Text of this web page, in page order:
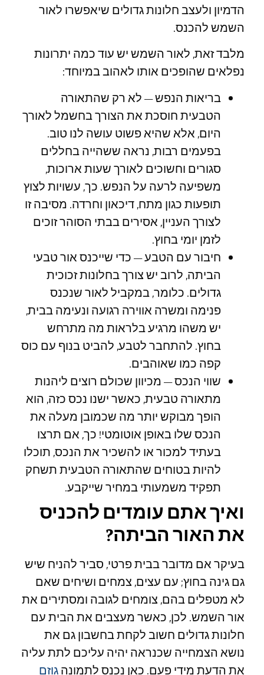
הדמיון ולעצב חלונות גדולים שיאפשרו לאור
השמש להכנס.
מלבד זאת, לאור השמש יש עוד כמה יתרונות
נפלאים שהופכים אותו לאהוב במיוחד:
בריאות הנפש – לא רק שהתאורה
הטבעית חוסכת את הצורך בחשמל לאורך
היום, אלא שהיא פשוט עושה לנו טוב.
בפעמים רבות, נראה ששהייה בחללים
סגורים וחשוכים לאורך שעות ארוכות,
משפיעה לרעה על הנפש. כך, עשויות לצוץ
תופעות כגון מתח, דיכאון וחרדה. מסיבה זו
לצורך העניין, אסירים בבתי הסוהר זוכים
לזמן יומי בחוץ.
חיבור עם הטבע – כדי שייכנס אור טבעי
הביתה, לרוב יש צורך בחלונות זכוכית
גדולים. כלומר, במקביל לאור שנכנס
פנימה ומשרה אווירה רגועה ונעימה בבית,
יש משהו מרגיע בלראות מה מתרחש
בחוץ. להתחבר לטבע, להביט בנוף עם כוס
קפה כמו שאוהבים.
שווי הנכס – מכיוון שכולם רוצים ליהנות
מתאורה טבעית, כאשר ישנו נכס כזה, הוא
הופך מבוקש יותר מה שכמובן מעלה את
הנכס שלו באופן אוטומטי! כך, אם תרצו
בעתיד למכור או להשכיר את הנכס, תוכלו
להיות בטוחים שהתאורה הטבעית תשחק
תפקיד משמעותי במחיר שייקבע.
ואיך אתם עומדים להכניס
את האור הביתה?
בעיקר אם מדובר בבית פרטי, סביר להניח שיש
גם גינה בחוץ; עם עצים, צמחים ושיחים שאם
לא מטפלים בהם, צומחים לגובה ומסתירים את
אור השמש. לכן, כאשר מעצבים את הבית עם
חלונות גדולים חשוב לקחת בחשבון גם את
נושא הצמחייה שכנראה יהיה עליכם לתת עליה
את הדעת מידי פעם. כאן נכנס לתמונה גוזם